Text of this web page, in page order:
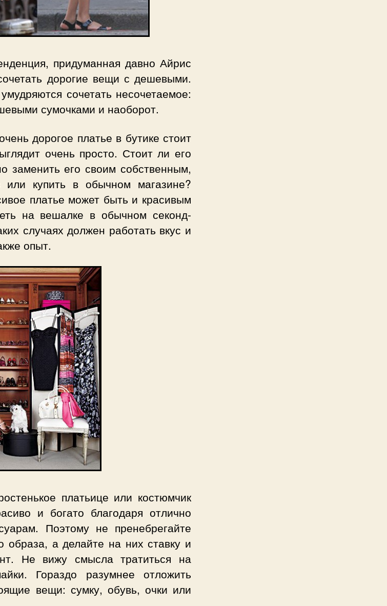
придуманная давно Айрис
дорогие вещи с дешевыми.
сочетать несочетаемое:
сумочками и наоборот.
дорогое платье в бутике стоит
очень просто. Стоит ли его
заменить его своим собственным,
купить в обычном магазине?
платье может быть и красивым
на вешалке в обычном секонд-
случаях должен работать вкус и
опыт.
платьице или костюмчик
и богато благодаря отлично
Поэтому не пренебрегайте
образа, а делайте на них ставку и
Не вижу смысла тратиться на
Гораздо разумнее отложить
вещи: сумку, обувь, очки или